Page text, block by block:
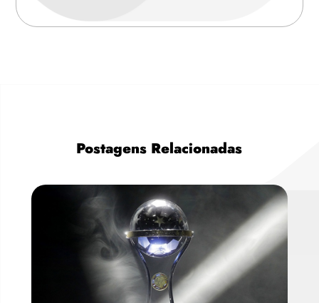
Postagens Relacionadas